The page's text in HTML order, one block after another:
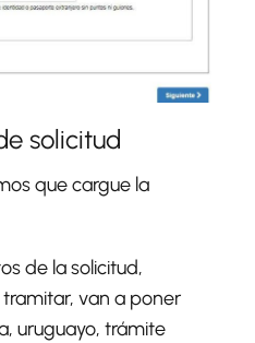
solicitud
que cargue la
de la solicitud,
van a poner
uruguayo, trámite